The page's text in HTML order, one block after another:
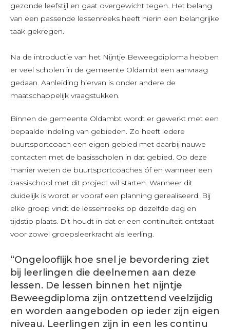
gezonde leefstijl en gaat overgewicht tegen. Het belang
van een passende lessenreeks heeft hierin een belangrijke
taak gekregen.
Na de introductie van het Nijntje Beweegdiploma hebben
er veel scholen in de gemeente Oldambt een aanvraag
gedaan. Aanleiding hiervan is onder andere de
maatschappelijk vraagstukken.
Binnen de gemeente Oldambt wordt er gewerkt met een
bepaalde indeling van gebieden. Zo heeft iedere
buurtsportcoach een eigen gebied met daarbij nauwe
contacten met de basisscholen in dat gebied. Op deze
manier weten de buurtsportcoaches óf en wanneer een
bassischool met dit project wil starten. Wanneer dit
duidelijk is wordt er vooraf een planning gerealiseerd. Bij
elke groep vindt de lessenreeks op dezelfde dag en
tijdstip plaats. Dit houdt in dat er een continuïteit ontstaat
voor zowel groepsleerkracht als leerling.
“Ongelooflijk hoe snel je bevordering ziet
bij leerlingen die deelnemen aan deze
lessen. De lessen binnen het nijntje
Beweegdiploma zijn ontzettend veelzijdig
en worden aangeboden op ieder zijn eigen
niveau. Leerlingen zijn in een les continu